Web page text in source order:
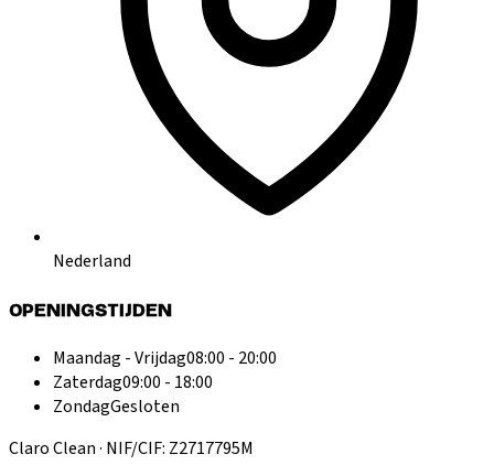
Nederland
OPENINGSTIJDEN
Maandag - Vrijdag08:00 - 20:00
Zaterdag09:00 - 18:00
ZondagGesloten
Claro Clean · NIF/CIF: Z2717795M